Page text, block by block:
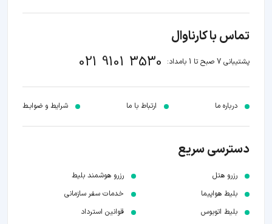
تماس با کارناوال
پشتیبانی 7 صبح تا 1 بامداد: 021 9101 3530
درباره ما ارتباط با ما شرایط و ضوابـط
دسترسی سریع
رزرو هتل
بلیط هواپیما
بلیط اتوبوس
رزرو هوشمند بلیط
خدمات سفر سازمانی
قوانین استرداد